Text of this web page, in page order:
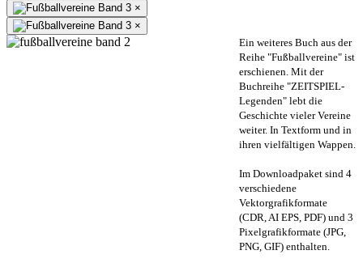
×
×
Ein weiteres Buch aus der
Reihe "Fußballvereine" ist
erschienen. Mit der
Buchreihe "ZEITSPIEL-
Legenden" lebt die
Geschichte vieler Vereine
weiter. In Textform und in
ihren vielfältigen Wappen.
Im Downloadpaket sind 4
verschiedene
Vektorgrafikformate
(CDR, AI EPS, PDF) und 3
Pixelgrafikformate (JPG,
PNG, GIF) enthalten.